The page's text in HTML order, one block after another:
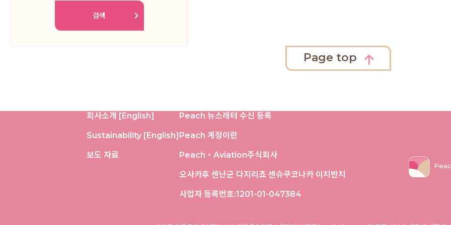
Page top
회사소개 [English]
Sustainability [English]
보도 자료
Peach 뉴스레터 수신 등록
Peach 계정이란
Peach・Aviation주식회사
오사카후 센난군 다지리쵸 센슈쿠코나카 이치반치
사업자 등록번호:1201-01-047384